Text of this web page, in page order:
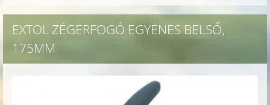
EXTOL ZÉGERFOGÓ EGYENES BELSŐ,
175MM